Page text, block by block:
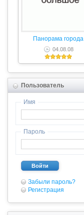
Панорама города
04.08.08
Пользователь
Имя
Пароль
Войти
Забыли пароль?
Регистрация